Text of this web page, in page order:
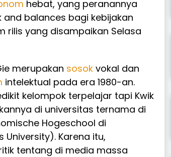
hebat, yang peranannya
balances bagi kebijakan
rilis yang disampaikan Selasa
merupakan sosok vokal dan
intelektual pada era 1980-an.
kelompok terpelajar tapi Kwik
di universitas ternama di
Hogeschool di
Karena itu,
tentang di media massa